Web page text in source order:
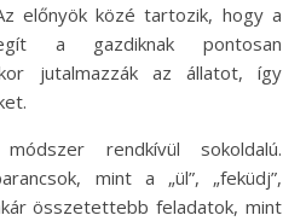
előnyök közé tartozik, hogy a
a gazdiknak pontosan
jutalmazzák az állatot, így
rendkívül sokoldalú.
mint a „ül”, „feküdj”,
összetettebb feladatok, mint